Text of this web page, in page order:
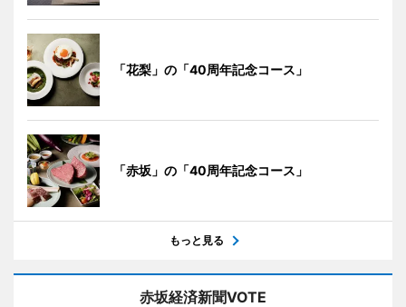
「花梨」の「40周年記念コース」
「赤坂」の「40周年記念コース」
もっと見る
赤坂経済新聞VOTE